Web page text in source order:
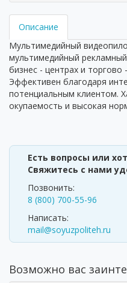
Описание
Мультимедийный
мультимедийный
бизнес - центрах и торгово
Эффективен благодаря
потенциальным клиентом.
окупаемость и высокая
Есть вопросы или
Свяжитесь с нами
Позвонить:
8 (800) 700-55-96
Написать:
mail@soyuzpoliteh.ru
Возможно вас